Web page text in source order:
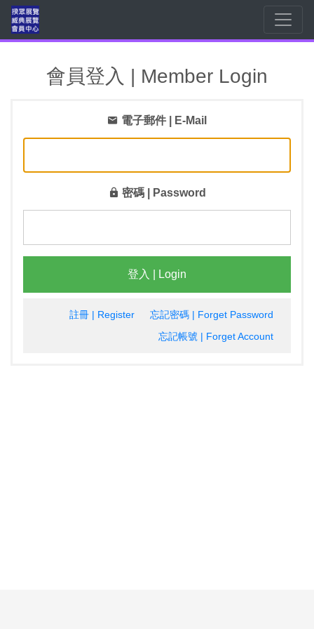
會員登入 | Member Login
電子郵件 | E-Mail
密碼 | Password
登入 | Login
註冊 | Register
忘記密碼 | Forget Password
忘記帳號 | Forget Account